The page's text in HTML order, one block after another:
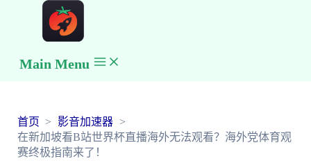
Main Menu
首页
影音加速器
在新加坡看B站世界杯直播海外无法观看？海外党体育观
赛终极指南来了！